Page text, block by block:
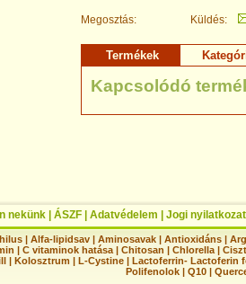
Megosztás: Küldés:
Termékek
Kapcsolódó
nekünk ÁSZF Adatvédelem Jogi nyilatkozat
|Alfa-lipidsav |Aminosavak |Antioxidáns |
| C vitaminok hatása | Chitosan | Chlorella |
| Kolosztrum | L-Cystine | Lactoferrin- Lactoferin
Polifenolok |Q10 |